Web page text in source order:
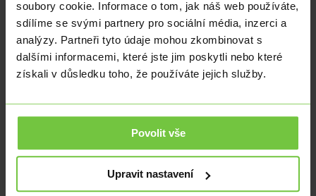
soubory cookie. Informace o tom, jak náš web používáte,
sdílíme se svými partnery pro sociální média, inzerci a
analýzy. Partneři tyto údaje mohou zkombinovat s
dalšími informacemi, které jste jim poskytli nebo které
získali v důsledku toho, že používáte jejich služby.
Povolit vše
Upravit nastavení
Ze zahraničí Analýzy
Minulý týden se Itálii podařilo vybrat téměř 3 miliardy eur
prostřednictvím mimořádné energetické daně
Ekonomika|Ze zahraničí|
Automobilový sektor v Rusku se dostává z nejhoršího. Západní
značky nahradily ty z Číny